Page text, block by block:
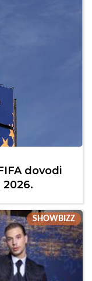
dovodi
2026.
SHOWBIZZ